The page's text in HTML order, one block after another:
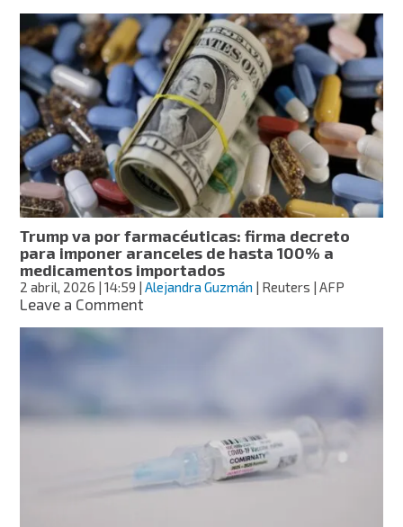
responde
Ecuador
y
eleva
aranceles
al
100%
Trump va por farmacéuticas: firma decreto
para imponer aranceles de hasta 100% a
medicamentos importados
2 abril, 2026 | 14:59 |Alejandra Guzmán | Reuters | AFP
Leave a Commenton
para
imponer
aranceles
de